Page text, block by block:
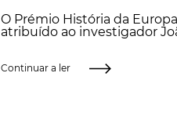
O Prémio História da
atribuído ao investigador
Continuar a ler